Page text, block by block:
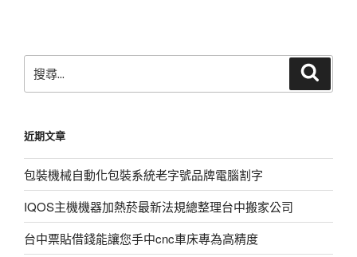
尋
字:
近期文章
包裝機械自動化包裝系統老字號品牌電腦割字
IQOS主機機器加熱菸最新法規總整理台中搬家公司
台中票貼借錢能讓您手中cnc車床專為高精度